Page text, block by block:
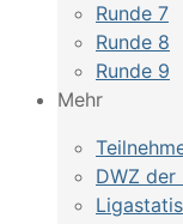
Runde 7
Runde 8
Runde 9
Mehr
DWZ der